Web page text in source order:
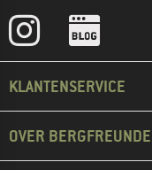
KLANTENSERVICE
OVER BERGFREUNDE